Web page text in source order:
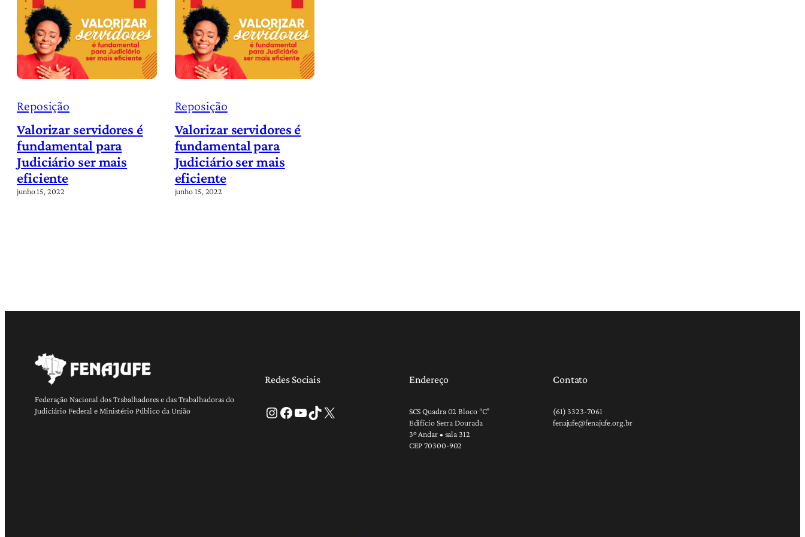
Reposição
Valorizar servidores é
fundamental para
Judiciário ser mais
eficiente
junho 15, 2022
Reposição
Valorizar servidores é
fundamental para
Judiciário ser mais
eficiente
junho 15, 2022
Federação Nacional dos Trabalhadores e das Trabalhadoras do
Judiciário Federal e Ministério Público da União
Redes Sociais
Instagram Facebook Youtube TikTok X
Endereço
SCS Quadra 02 Bloco “C”
Edifício Serra Dourada
3º Andar • sala 312
CEP 70300-902
Contato
(61) 3323-7061
fenajufe@fenajufe.org.br